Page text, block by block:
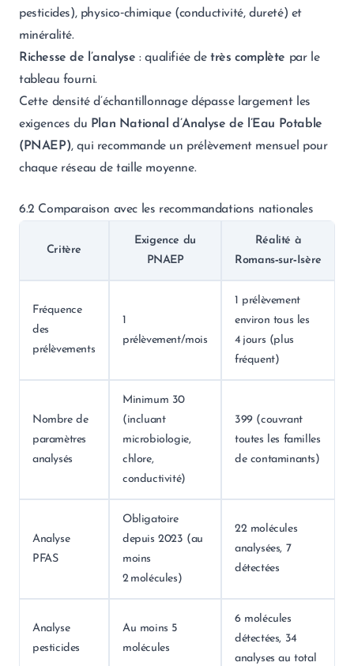
pesticides), physico‑chimique (conductivité, dureté) et
minéralité.
Richesse de l’analyse : qualifiée detrès complète par le
tableau fourni.
Cette densité d’échantillonnage dépasse largement les
exigences du Plan National d’Analyse de l’Eau Potable
(PNAEP), qui recommande un prélèvement mensuel pour
chaque réseau de taille moyenne.
6.2 Comparaison avec les recommandations nationales
Critère
Exigence du
PNAEP
Réalité à
Romans‑sur‑Isère
Fréquence
des
prélèvements
1
prélèvement/mois
1 prélèvement
environ tous les
4 jours (plus
fréquent)
Nombre de
paramètres
analysés
Minimum 30
(incluant
microbiologie,
chlore,
conductivité)
399 (couvrant
toutes les familles
de contaminants)
Analyse
PFAS
Obligatoire
depuis 2023 (au
moins
2 molécules)
22 molécules
analysées, 7
détectées
Analyse
pesticides
Au moins 5
molécules
6 molécules
détectées, 34
analyses au total